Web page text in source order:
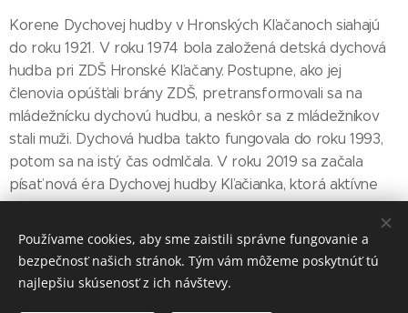
Korene Dychovej hudby v Hronských Kľačanoch siahajú
do roku 1921. V roku 1974 bola založená detská dychová
hudba pri ZDŠ Hronské Kľačany. Postupne, ako jej
členovia opúšťali brány ZDŠ, pretransformovali sa na
mládežnícku dychovú hudbu, a neskôr sa z mládežníkov
stali muži. Dychová hudba takto fungovala do roku 1993,
potom sa na istý čas odmlčala. V roku 2019 sa začala
písať nová éra Dychovej hudby Kľačianka, ktorá aktívne
Používame cookies, aby sme zaistili správne fungovanie a
bezpečnosť našich stránok. Tým vám môžeme poskytnúť tú
najlepšiu skúsenosť z ich návštevy.